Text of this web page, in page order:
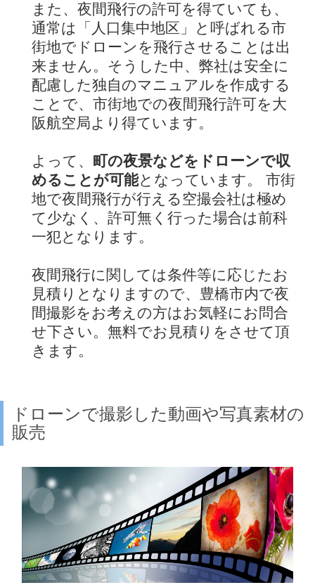
また、夜間飛行の許可を得ていても、
通常は「人口集中地区」と呼ばれる市
街地でドローンを飛行させることは出
来ません。そうした中、弊社は安全に
配慮した独自のマニュアルを作成する
ことで、市街地での夜間飛行許可を大
阪航空局より得ています。
よって、 町の夜景などをドローンで収
めることが可能となっています。 市街
地で夜間飛行が行える空撮会社は極め
て少なく、許可無く行った場合は前科
一犯となります。
夜間飛行に関しては条件等に応じたお
見積りとなりますので、豊橋市内で夜
間撮影をお考えの方はお気軽にお問合
せ下さい。無料でお見積りをさせて頂
きます。
ドローンで撮影した動画や写真素材の
販売